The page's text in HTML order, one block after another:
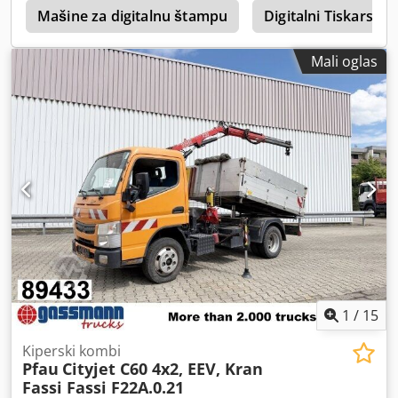
Mašine za digitalnu štampu Digitalni Tiskarski
Mali oglas
1 / 15
Kiperski kombi
Pfau Cityjet C60 4x2, EEV, Kran
Fassi Fassi F22A.0.21